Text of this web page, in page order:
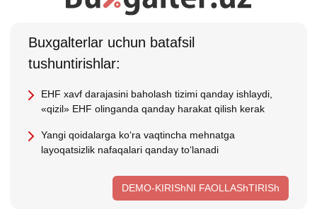
Buхgalterlar uchun batafsil
tushuntirishlar:
EHF хavf darajasini baholash tizimi qanday ishlaydi,
«qizil» EHF olinganda qanday harakat qilish kerak
Yangi qoidalarga koʻra vaqtincha mehnatga
layoqatsizlik nafaqalari qanday toʻlanadi
DEMO-KIRIShNI FAOLLAShTIRISh